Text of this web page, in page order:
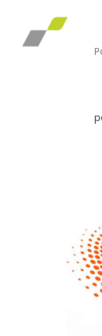
Saltar